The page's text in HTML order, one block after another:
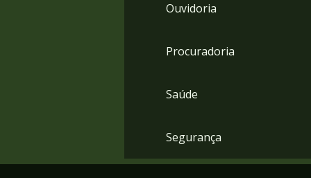
Ouvidoria
Procuradoria
Saúde
Segurança